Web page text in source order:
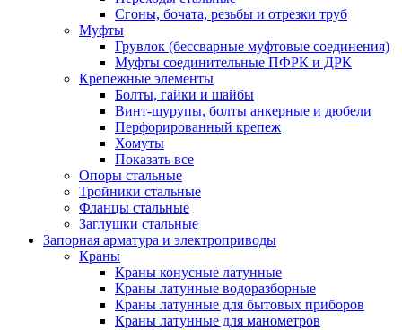
Сгоны, бочата, резьбы и отрезки труб
Муфты
Грувлок (бессварные муфтовые соединения)
Муфты соединительные ПФРК и ДРК
Крепежные элементы
Болты, гайки и шайбы
Винт-шурупы, болты анкерные и дюбели
Перфорированный крепеж
Хомуты
Показать все
Опоры стальные
Тройники стальные
Фланцы стальные
Заглушки стальные
Запорная арматура и электроприводы
Краны
Краны конусные латунные
Краны латунные водоразборные
Краны латунные для бытовых приборов
Краны латунные для манометров